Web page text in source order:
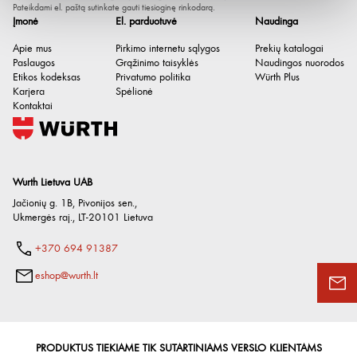
Atitinka RoHS Taip
Wurth Lietuva UAB
Jačionių g. 1B, Pivonijos sen.,
Ukmergės raj., LT-20101 Lietuva
+370 694 91387
eshop@wurth.lt
Įmonė
Apie mus
Paslaugos
Etikos kodeksas
Karjera
Kontaktai
El. parduotuvė
Pirkimo internetu sąlygos
Grąžinimo taisyklės
Privatumo politika
Spėlionė
Naudinga
Prekių katalogai
Naudingos nuorodos
Würth Plus
Pateikdami el. paštą sutinkate gauti tiesioginę rinkodarą.
PRODUKTUS TIEKIAME TIK SUTARTINIAMS VERSLO KLIENTAMS